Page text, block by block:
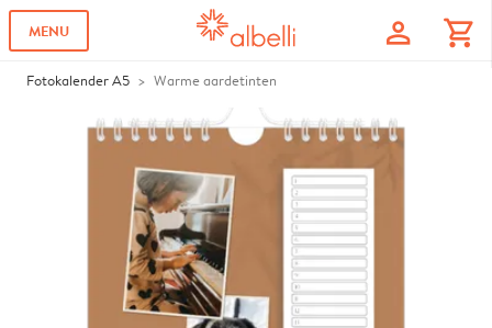
MENU profile shopping_cart
Fotokalender A5 Warme aardetinten